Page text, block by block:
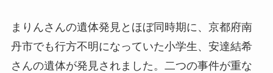
まりんさんの遺体発見とほぼ同時期に、京都府南
丹市でも行方不明になっていた小学生、安達結希
さんの遺体が発見されました。二つの事件が重な